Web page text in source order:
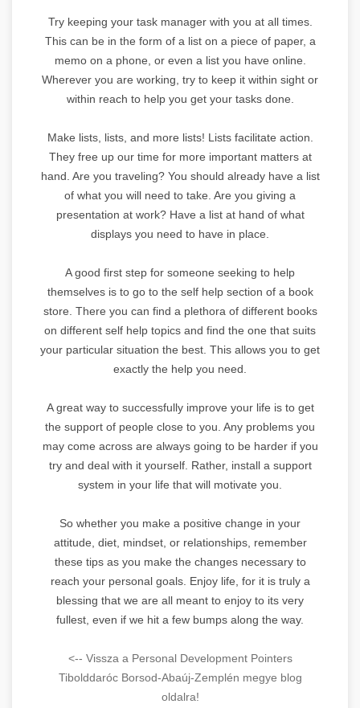
Try keeping your task manager with you at all times.
This can be in the form of a list on a piece of paper, a
memo on a phone, or even a list you have online.
Wherever you are working, try to keep it within sight or
within reach to help you get your tasks done.
Make lists, lists, and more lists! Lists facilitate action.
They free up our time for more important matters at
hand. Are you traveling? You should already have a list
of what you will need to take. Are you giving a
presentation at work? Have a list at hand of what
displays you need to have in place.
A good first step for someone seeking to help
themselves is to go to the self help section of a book
store. There you can find a plethora of different books
on different self help topics and find the one that suits
your particular situation the best. This allows you to get
exactly the help you need.
A great way to successfully improve your life is to get
the support of people close to you. Any problems you
may come across are always going to be harder if you
try and deal with it yourself. Rather, install a support
system in your life that will motivate you.
So whether you make a positive change in your
attitude, diet, mindset, or relationships, remember
these tips as you make the changes necessary to
reach your personal goals. Enjoy life, for it is truly a
blessing that we are all meant to enjoy to its very
fullest, even if we hit a few bumps along the way.
<-- Vissza a Personal Development Pointers
Tibolddaróc Borsod-Abaúj-Zemplén megye blog
oldalra!